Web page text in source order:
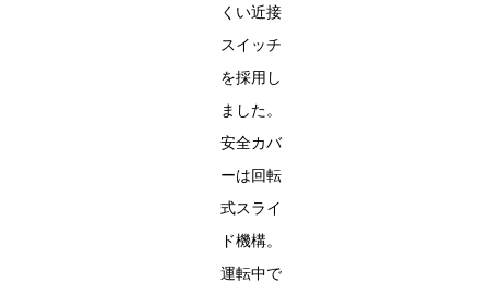
くい近接
スイッチ
を採用し
ました。
安全カバ
ーは回転
式スライ
ド機構。
運転中で